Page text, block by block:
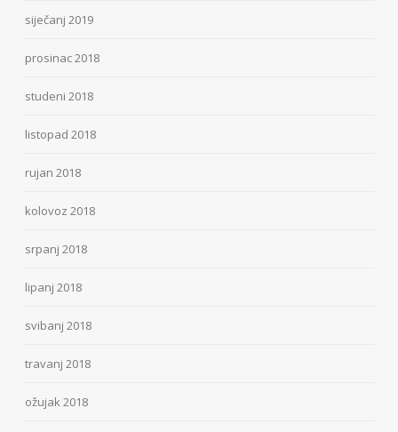
siječanj 2019
prosinac 2018
studeni 2018
listopad 2018
rujan 2018
kolovoz 2018
srpanj 2018
lipanj 2018
svibanj 2018
travanj 2018
ožujak 2018